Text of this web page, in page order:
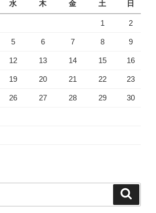
水 木 金 土 日
1 2
5 6 7 8 9
12 13 14 15 16
19 20 21 22 23
26 27 28 29 30